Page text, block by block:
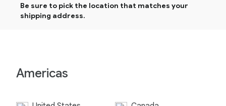
Be sure to pick the location that matches your
shipping address.
Americas